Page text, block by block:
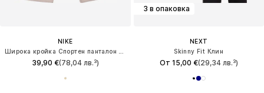
NIKE
39,90 €(78,04 лв.³)
3 в опаковка
NEXT
Skinny Fit Клин
От 15,00 €(29,34 лв.³)